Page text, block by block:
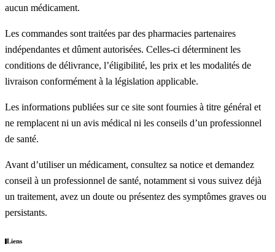
aucun médicament.
Les commandes sont traitées par des pharmacies partenaires
indépendantes et dûment autorisées. Celles-ci déterminent les
conditions de délivrance, l’éligibilité, les prix et les modalités de
livraison conformément à la législation applicable.
Les informations publiées sur ce site sont fournies à titre général et
ne remplacent ni un avis médical ni les conseils d’un professionnel
de santé.
Avant d’utiliser un médicament, consultez sa notice et demandez
conseil à un professionnel de santé, notamment si vous suivez déjà
un traitement, avez un doute ou présentez des symptômes graves ou
persistants.
Liens